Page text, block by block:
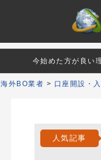
今始めた方が良い
海外BO業者 > 口座開設・
人気記事